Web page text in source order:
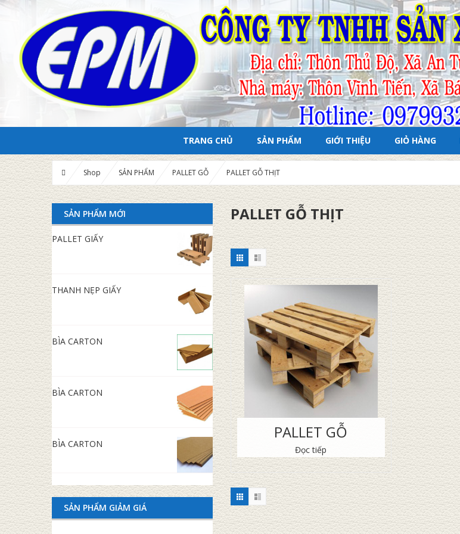
TRANG CHỦ SẢN PHẨM GIỚI THIỆU GIỎ HÀNG
Shop SẢN PHẨM PALLET GỖ PALLET GỖ THỊT
SẢN PHẨM MỚI
PALLET GIẤY
THANH NẸP GIẤY
BÌA CARTON
BÌA CARTON
BÌA CARTON
SẢN PHẨM GIẢM GIÁ
PALLET GỖ THỊT
PALLET GỖ
Đọc tiếp